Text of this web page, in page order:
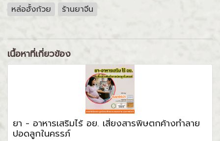
หล่อฮั้งก้วย ร้านยาจีน
เนื้อหาที่เกี่ยวข้อง
ยา - อาหารเสริมไร้ อย. เสี่ยงสารพิษตกค้างทำลาย
ปอดลูกในครรภ์